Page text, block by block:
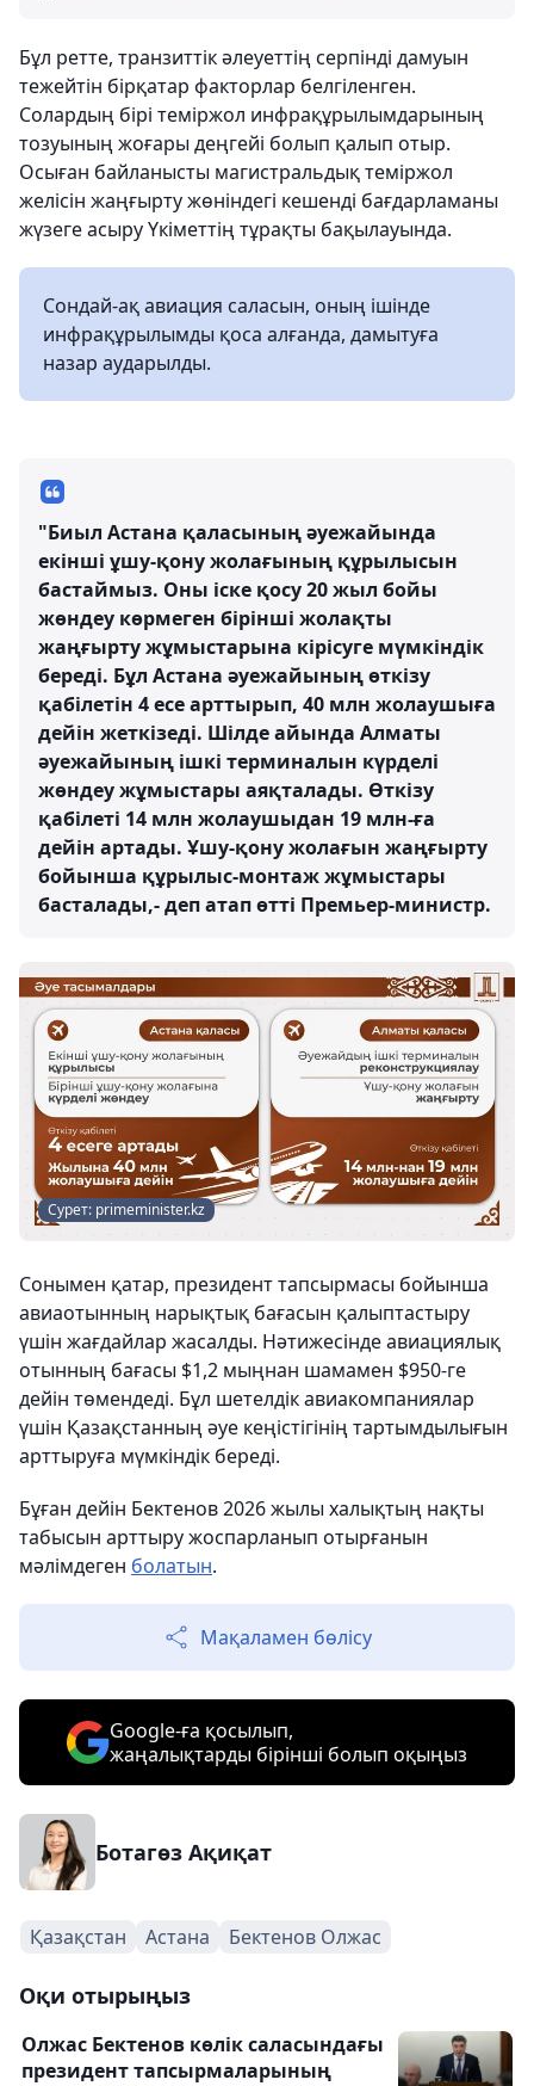
Бұл ретте, транзиттік әлеуеттің серпінді дамуын
тежейтін бірқатар факторлар белгіленген.
Солардың бірі теміржол инфрақұрылымдарының
тозуының жоғары деңгейі болып қалып отыр.
Осыған байланысты магистральдық теміржол
желісін жаңғырту жөніндегі кешенді бағдарламаны
жүзеге асыру Үкіметтің тұрақты бақылауында.
Сондай-ақ авиация саласын, оның ішінде
инфрақұрылымды қоса алғанда, дамытуға
назар аударылды.
"Биыл Астана қаласының әуежайында
екінші ұшу-қону жолағының құрылысын
бастаймыз. Оны іске қосу 20 жыл бойы
жөндеу көрмеген бірінші жолақты
жаңғырту жұмыстарына кірісуге мүмкіндік
береді. Бұл Астана әуежайының өткізу
қабілетін 4 есе арттырып, 40 млн жолаушыға
дейін жеткізеді. Шілде айында Алматы
әуежайының ішкі терминалын күрделі
жөндеу жұмыстары аяқталады. Өткізу
қабілеті 14 млн жолаушыдан 19 млн-ға
дейін артады. Ұшу-қону жолағын жаңғырту
бойынша құрылыс-монтаж жұмыстары
басталады,- деп атап өтті Премьер-министр.
Сурет: primeminister.kz
Сонымен қатар, президент тапсырмасы бойынша
авиаотынның нарықтық бағасын қалыптастыру
үшін жағдайлар жасалды. Нәтижесінде авиациялық
отынның бағасы $1,2 мыңнан шамамен $950-ге
дейін төмендеді. Бұл шетелдік авиакомпаниялар
үшін Қазақстанның әуе кеңістігінің тартымдылығын
арттыруға мүмкіндік береді.
Бұған дейін Бектенов 2026 жылы халықтың нақты
табысын арттыру жоспарланып отырғанын
мәлімдеген болатын.
Мақаламен бөлісу
Google-ға қосылып,
жаңалықтарды бірінші болып оқыңыз
Ботагөз Ақиқат
Қазақстан Астана Бектенов Олжас
Оқи отырыңыз
Олжас Бектенов көлік саласындағы
президент тапсырмаларының